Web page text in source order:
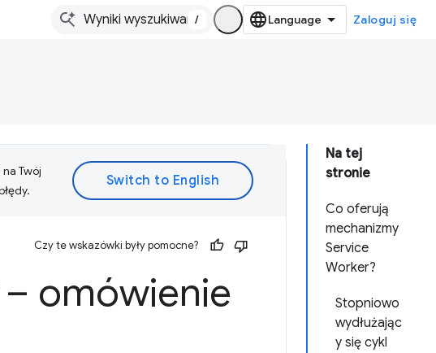
/ Zaloguj się
Na tej
stronie
Co oferują
mechanizmy
Service
Worker?
Stopniowo
wydłużając
y się cykl
Twój
Czy te wskazówki były pomocne?
omówienie